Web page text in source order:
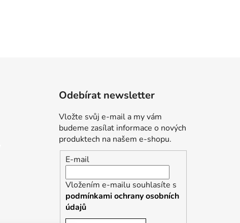
Odebírat newsletter
Vložte svůj e-mail a my vám
budeme zasílat informace o nových
produktech na našem e-shopu.
E-mail
Vložením e-mailu souhlasíte s
podmínkami ochrany osobních
údajů